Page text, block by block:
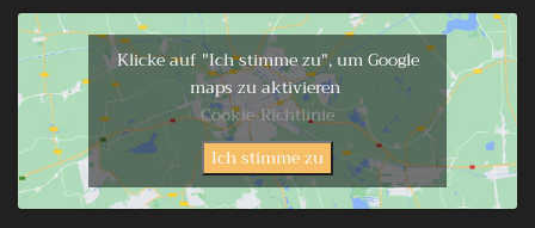
Klicke auf "Ich stimme zu", um Google
maps zu aktivieren
Cookie-Richtlinie
Ich stimme zu